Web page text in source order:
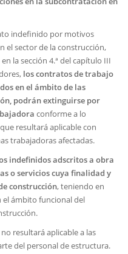
indefinido por motivos
el sector de la construcción,
la sección 4.ª del capítulo III
los contratos de trabajo
en el ámbito de las
podrán extinguirse por
conforme a lo
resultará aplicable con
trabajadoras afectadas.
indefinidos adscritos a obra
o servicios cuya finalidad y
construcción, teniendo en
el ámbito funcional del
resultará aplicable a las
del personal de estructura.